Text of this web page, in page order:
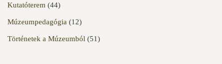
Kutatóterem (44)
Múzeumpedagógia (12)
Történetek a Múzeumból (51)